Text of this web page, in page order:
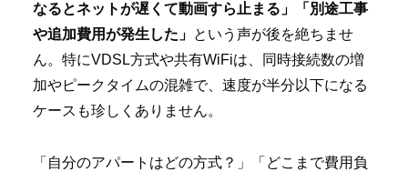
なるとネットが遅くて動画すら止まる」「別途工事
や追加費用が発生した」 という声が後を絶ちませ
ん。特にVDSL方式や共有WiFiは、同時接続数の増
加やピークタイムの混雑で、速度が半分以下になる
ケースも珍しくありません。
「自分のアパートはどの方式？」「どこまで費用負